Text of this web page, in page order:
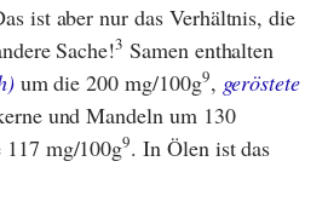
ist aber nur das Verhältnis, die
Sache!3 Samen enthalten
um die 200 mg/100g9, geröstete
und Mandeln um 130
117 mg/100g9. In Ölen ist das